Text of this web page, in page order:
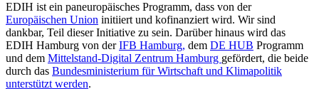
EDIH ist ein paneuropäisches Programm, dass von der
Europäischen Union initiiert und kofinanziert wird. Wir sind
dankbar, Teil dieser Initiative zu sein. Darüber hinaus wird das
EDIH Hamburg von derIFB Hamburg, dem DE HUB Programm
und dem Mittelstand-Digital Zentrum Hamburg gefördert, die beide
durch das Bundesministerium für Wirtschaft und Klimapolitik
unterstützt werden.